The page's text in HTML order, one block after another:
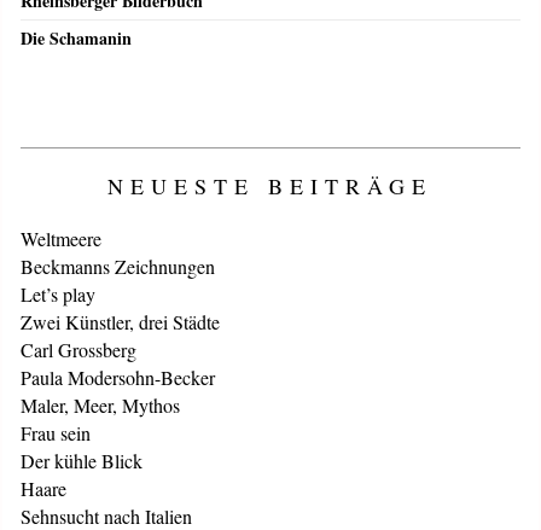
Die Schamanin
NEUESTE BEITRÄGE
Weltmeere
Beckmanns Zeichnungen
Let’s play
Zwei Künstler, drei Städte
Carl Grossberg
Paula Modersohn-Becker
Maler, Meer, Mythos
Frau sein
Der kühle Blick
Haare
Sehnsucht nach Italien